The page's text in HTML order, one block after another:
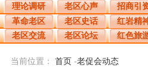
理论调研
老区心声 招商引
革命老区
老区史话 红岩精
老区交流
老区论坛 红色旅
当前位置： 首页 -老促会动态